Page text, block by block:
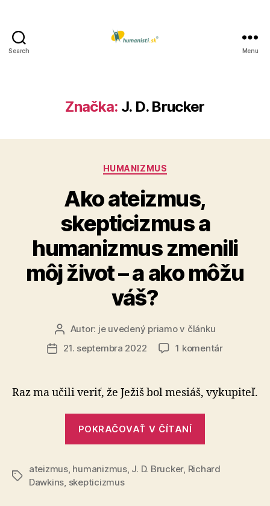
Search Menu
Značka: J. D. Brucker
Kategórie
HUMANIZMUS
Ako ateizmus,
skepticizmus a
humanizmus zmenili
môj život – a ako môžu
váš?
Autor
článku
Autor: je uvedený priamo v článku
Dátum
21. septembra 2022 1 komentárna
Raz ma učili veriť, že Ježiš bol mesiáš, vykupiteľ.
POKRAČOVAŤ V ČÍTANÍ
a
Značky
ateizmus, humanizmus, J. D. Brucker, Richard
Dawkins, skepticizmus